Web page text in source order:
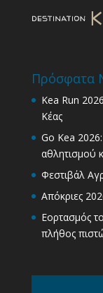
Πρόσφατα
Kea Run
Κέας
Go Kea
αθλητισμού
Φεστιβάλ
Απόκριες
Εορτασμός
πλήθος